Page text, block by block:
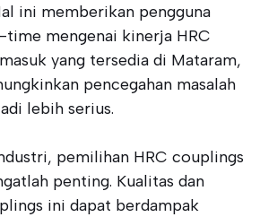
ini memberikan pengguna
mengenai kinerja HRC
yang tersedia di Mataram,
pencegahan masalah
lebih serius.
pemilihan HRC couplings
penting. Kualitas dan
ini dapat berdampak